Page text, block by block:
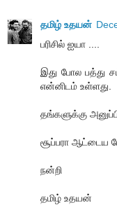
தமிழ் உதயன்
பரிசில் ஐயா ....
இது போல பத்து
என்னிடம் உள்ளது.
தங்களுக்கு
சூப்பரா ஆட்டைய
நன்றி
தமிழ் உதயன்